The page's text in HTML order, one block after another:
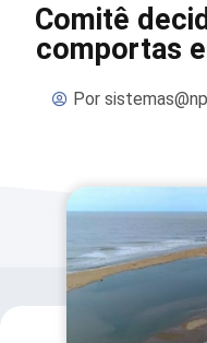
Comitê
comportas
Por